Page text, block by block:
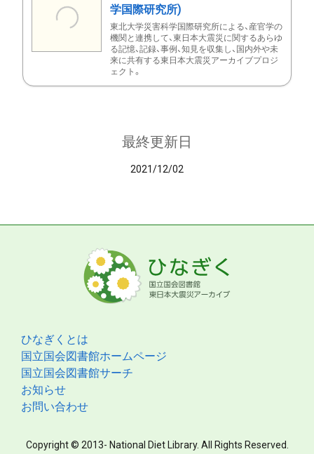
学国際研究所)
東北大学災害科学国際研究所による、産官学の
機関と連携して、東日本大震災に関するあらゆ
る記憶、記録、事例、知見を収集し、国内外や未
来に共有する東日本大震災アーカイブプロジ
ェクト。
最終更新日
2021/12/02
ひなぎくとは
国立国会図書館ホームページ
国立国会図書館サーチ
お知らせ
お問い合わせ
Copyright © 2013- National Diet Library. All Rights Reserved.